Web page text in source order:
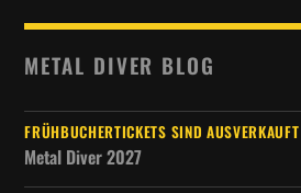
METAL DIVER BLOG
FRÜHBUCHERTICKETS SIND AUSVERKAUFT
Metal Diver 2027